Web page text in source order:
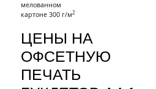
мелованном
картоне 300 г/м2
ЦЕНЫ НА
ОФСЕТНУЮ
ПЕЧАТЬ